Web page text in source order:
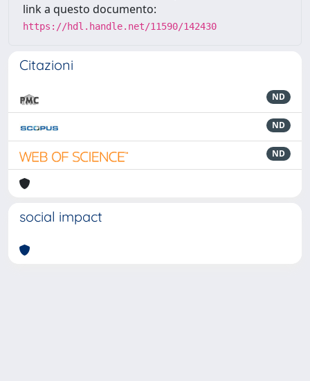
link a questo documento:
https://hdl.handle.net/11590/142430
Citazioni
ND
ND
ND
social impact